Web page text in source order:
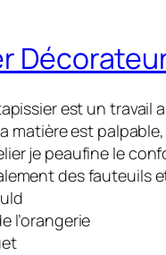
est un
matière est
je peaufine le
des fauteuils
l’orangerie